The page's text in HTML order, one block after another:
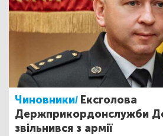
Чиновники/ Ексголова
Держприкордонслужби
звільнився з армії